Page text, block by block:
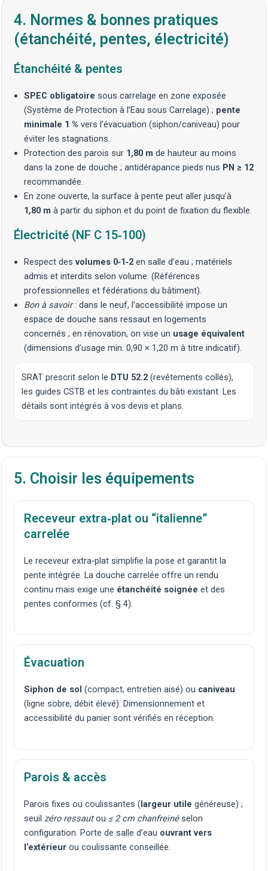
4. Normes & bonnes pratiques
(étanchéité, pentes, électricité)
Étanchéité & pentes
SPEC obligatoire sous carrelage en zone exposée
(Système de Protection à l’Eau sous Carrelage) ; pente
minimale 1 % vers l’évacuation (siphon/caniveau) pour
éviter les stagnations.
Protection des parois sur 1,80 m de hauteur au moins
dans la zone de douche ; antidérapance pieds nus PN ≥ 12
recommandée.
En zone ouverte, la surface à pente peut aller jusqu’à
1,80 m à partir du siphon et du point de fixation du flexible.
Électricité (NF C 15‑100)
Respect des volumes 0‑1‑2en salle d’eau ; matériels
admis et interdits selon volume. (Références
professionnelles et fédérations du bâtiment).
Bon à savoir: dans le neuf, l’accessibilité impose un
espace de douche sans ressaut en logements
concernés ; en rénovation, on vise un usage équivalent
(dimensions d’usage min. 0,90 × 1,20 m à titre indicatif).
SRAT prescrit selon le DTU 52.2 (revêtements collés),
les guides CSTB et les contraintes du bâti existant. Les
détails sont intégrés à vos devis et plans.
5. Choisir les équipements
Receveur extra‑plat ou “italienne”
carrelée
Le receveur extra‑plat simplifie la pose et garantit la
pente intégrée. La douche carrelée offre un rendu
continu mais exige une étanchéité soignée et des
pentes conformes (cf. § 4).
Évacuation
Siphon de sol (compact, entretien aisé) ou caniveau
(ligne sobre, débit élevé). Dimensionnement et
accessibilité du panier sont vérifiés en réception.
Parois & accès
Parois fixes ou coulissantes (largeur utile généreuse) ;
seuilzéro ressautou≤ 2 cm chanfreinéselon
configuration. Porte de salle d’eau ouvrant vers
l’extérieur ou coulissante conseillée.